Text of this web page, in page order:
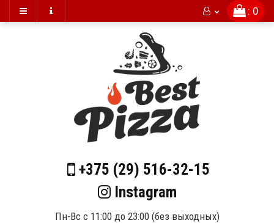
: 0
+375 (29) 516-32-15
Instagram
Пн-Вс с 11:00 до 23:00 (без выходных)